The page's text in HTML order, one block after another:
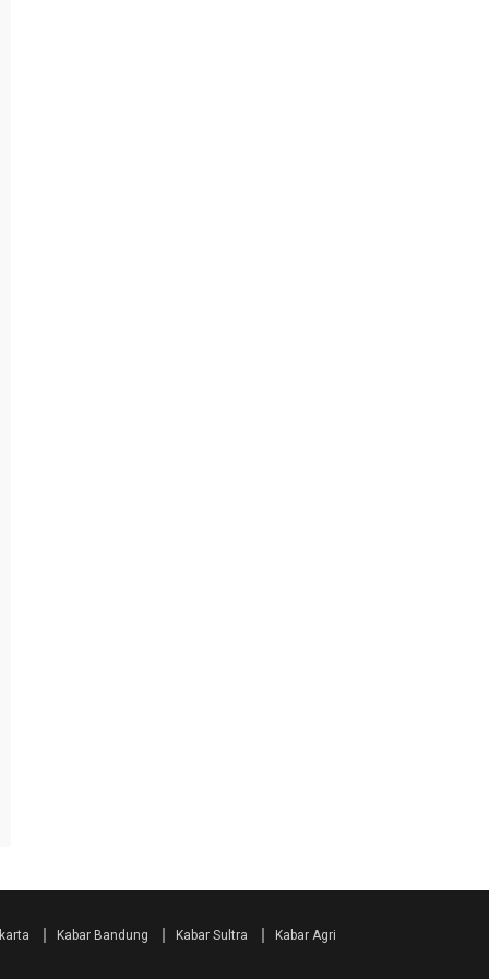
Kabar Bandung Kabar Sultra
Kabar Agri